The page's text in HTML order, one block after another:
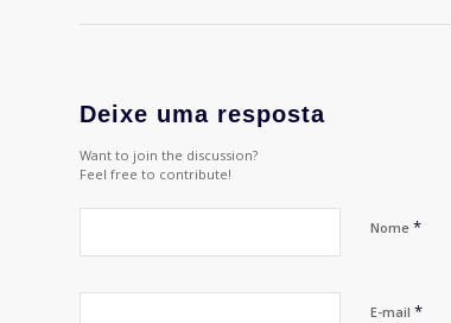
Deixe uma resposta
Want to join the discussion?
Feel free to contribute!
Nome *
E-mail *